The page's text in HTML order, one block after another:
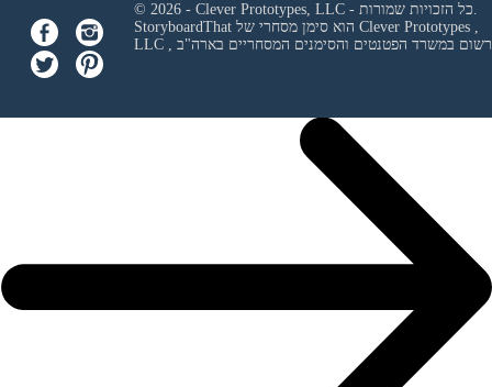
© 2026 - Clever Prototypes, LLC - כל הזכויות שמורות.
Clever Prototypes ,
LLC
ורשום במשרד הפטנטים והסימנים המסחריים בארה"ב